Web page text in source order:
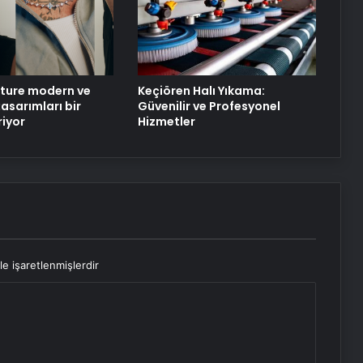
Eşya Depolama Hizmetinde Doğru
Seçim Rehberi
modern ve
bir
Keçiören Halı Yıkama:
Güvenilir ve Profesyonel
Hizmetler
işaretlenmişlerdir